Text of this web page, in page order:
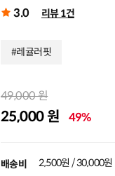
3.0 리뷰 1건
#레귤러핏
49,000 원
25,000 원 49%
배송비 2,500원 / 30,000원